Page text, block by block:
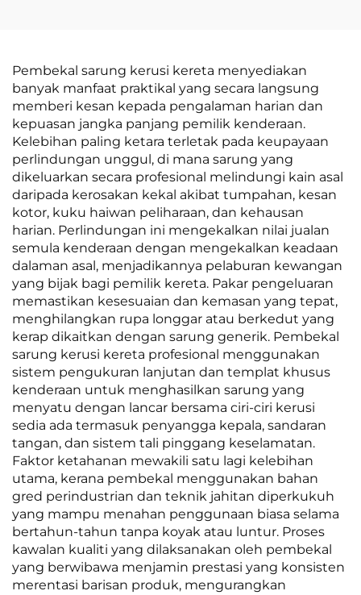
Sempadan
Pengudaraan Urut
Pembekal sarung kerusi kereta menyediakan
banyak manfaat praktikal yang secara langsung
memberi kesan kepada pengalaman harian dan
kepuasan jangka panjang pemilik kenderaan.
Kelebihan paling ketara terletak pada keupayaan
perlindungan unggul, di mana sarung yang
dikeluarkan secara profesional melindungi kain asal
daripada kerosakan kekal akibat tumpahan, kesan
kotor, kuku haiwan peliharaan, dan kehausan
harian. Perlindungan ini mengekalkan nilai jualan
semula kenderaan dengan mengekalkan keadaan
dalaman asal, menjadikannya pelaburan kewangan
yang bijak bagi pemilik kereta. Pakar pengeluaran
memastikan kesesuaian dan kemasan yang tepat,
menghilangkan rupa longgar atau berkedut yang
kerap dikaitkan dengan sarung generik. Pembekal
sarung kerusi kereta profesional menggunakan
sistem pengukuran lanjutan dan templat khusus
kenderaan untuk menghasilkan sarung yang
menyatu dengan lancar bersama ciri-ciri kerusi
sedia ada termasuk penyangga kepala, sandaran
tangan, dan sistem tali pinggang keselamatan.
Faktor ketahanan mewakili satu lagi kelebihan
utama, kerana pembekal menggunakan bahan
gred perindustrian dan teknik jahitan diperkukuh
yang mampu menahan penggunaan biasa selama
bertahun-tahun tanpa koyak atau luntur. Proses
kawalan kualiti yang dilaksanakan oleh pembekal
yang berwibawa menjamin prestasi yang konsisten
merentasi barisan produk, mengurangkan